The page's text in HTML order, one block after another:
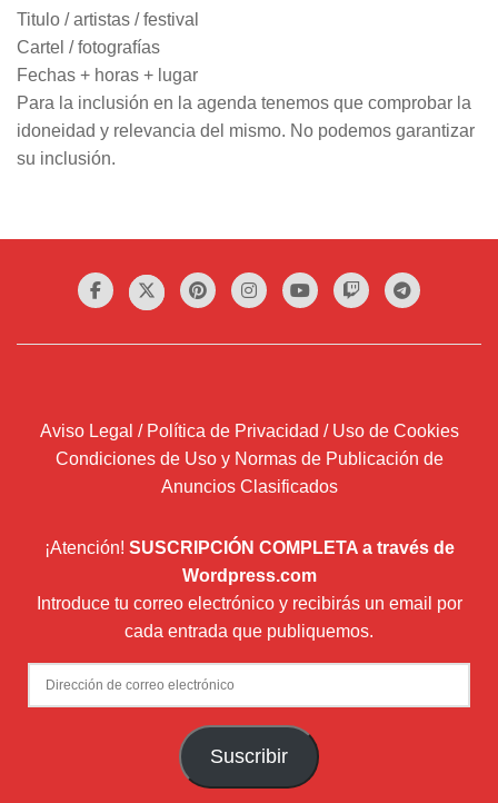
Titulo / artistas / festival
Cartel / fotografías
Fechas + horas + lugar
Para la inclusión en la agenda tenemos que comprobar la
idoneidad y relevancia del mismo. No podemos garantizar
su inclusión.
Aviso Legal / Política de Privacidad / Uso de Cookies
Condiciones de Uso y Normas de Publicación de
Anuncios Clasificados
¡Atención! SUSCRIPCIÓN COMPLETA a través de
Wordpress.com
Introduce tu correo electrónico y recibirás un email por
cada entrada que publiquemos.
Dirección
de
Suscribir